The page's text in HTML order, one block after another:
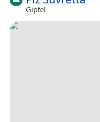
Gipfel